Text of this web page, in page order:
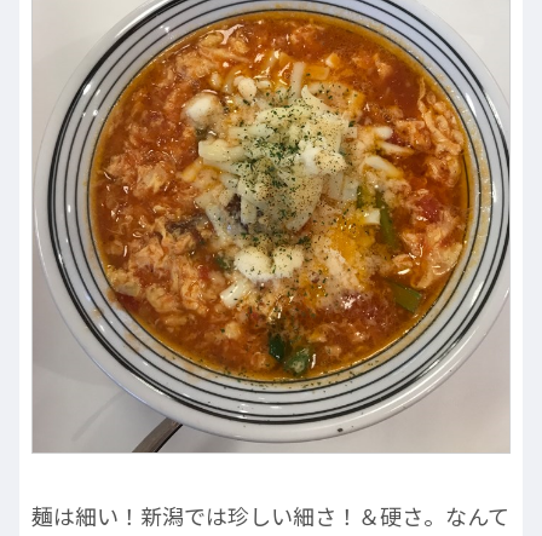
麺は細い！新潟では珍しい細さ！＆硬さ。なんて